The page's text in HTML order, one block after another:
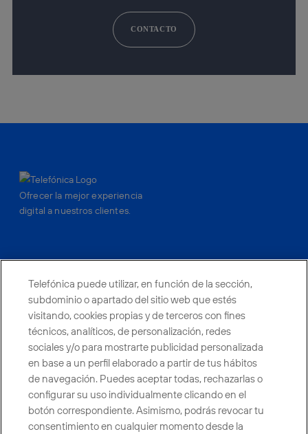
CONTACTO
Ofrecer la mejor experiencia
digital a nuestros clientes.
facebook linkedin twitter instagram
CONTACTO
Países y Unidades emergentes
Canal de Denuncias
Telefónica puede utilizar, en función de la sección,
subdominio o apartado del sitio web que estés
visitando, cookies propias y de terceros con fines
técnicos, analíticos, de personalización, redes
sociales y/o para mostrarte publicidad personalizada
en base a un perfil elaborado a partir de tus hábitos
de navegación. Puedes aceptar todas, rechazarlas o
configurar su uso individualmente clicando en el
botón correspondiente. Asimismo, podrás revocar tu
consentimiento en cualquier momento desde la